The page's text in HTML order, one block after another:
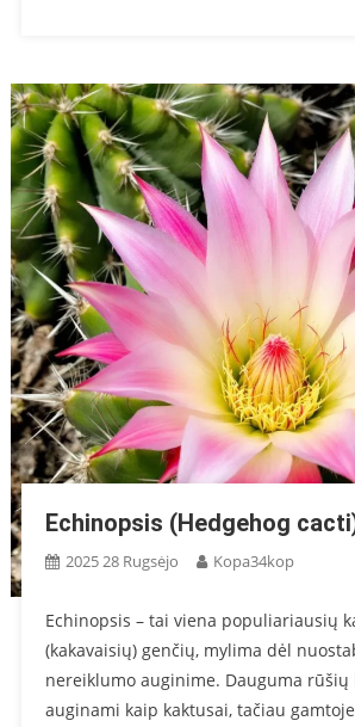
Echinopsis (Hedgehog
2025 28 Rugsėjo Kopa34kop
Echinopsis – tai viena populiariausių
(kakavaisių) genčių, mylima dėl
nereiklumo auginime. Dauguma rūšių
auginami kaip kaktusai, tačiau